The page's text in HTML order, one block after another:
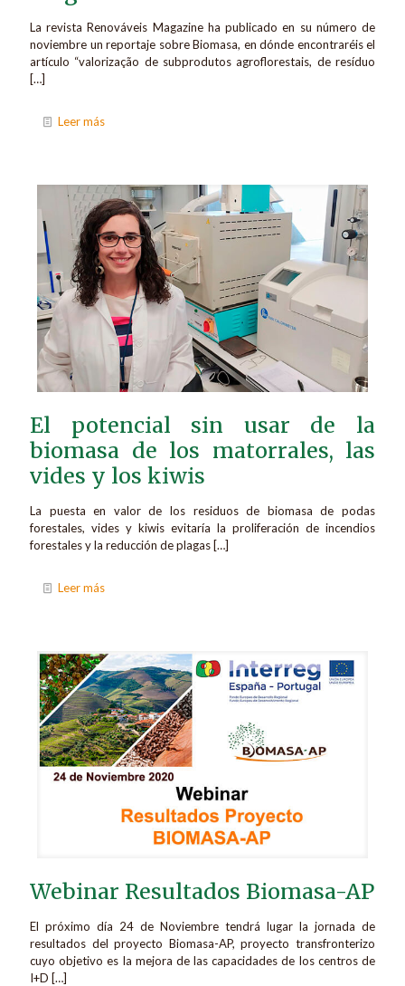
La revista Renováveis Magazine ha publicado en su número de
noviembre un reportaje sobre Biomasa, en dónde encontraréis el
artículo “valorização de subprodutos agroflorestais, de resíduo
[…]
Leer más
El potencial sin usar de la
biomasa de los matorrales, las
vides y los kiwis
La puesta en valor de los residuos de biomasa de podas
forestales, vides y kiwis evitaría la proliferación de incendios
forestales y la reducción de plagas […]
Leer más
Webinar Resultados Biomasa-AP
El próximo día 24 de Noviembre tendrá lugar la jornada de
resultados del proyecto Biomasa-AP, proyecto transfronterizo
cuyo objetivo es la mejora de las capacidades de los centros de
I+D […]